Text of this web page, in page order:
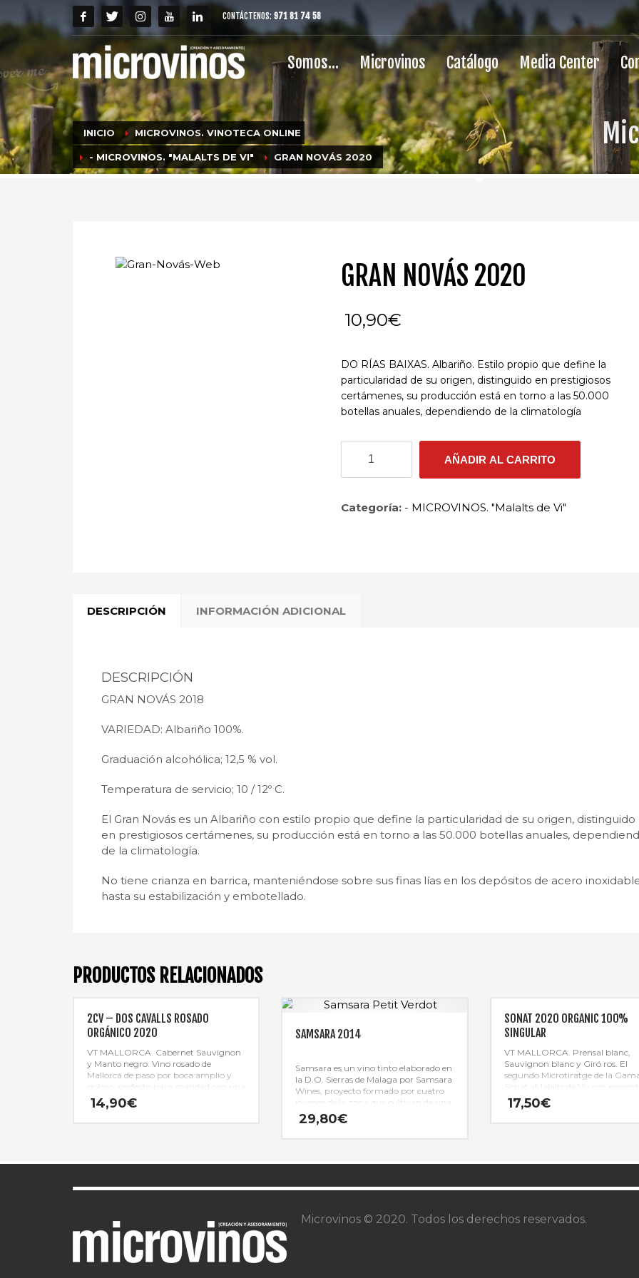
CONTÁCTENOS: 971 81 74 58
Somos… Microvinos Catálogo Media Center
INICIO MICROVINOS. VINOTECA ONLINE
- MICROVINOS. "MALALTS DE VI" GRAN NOVÁS 2020
GRAN NOVÁS 2020
10,90€
DO RÍAS BAIXAS. Albariño. Estilo propio que define la
particularidad de su origen, distinguido en prestigiosos
certámenes, su producción está en torno a las 50.000
botellas anuales, dependiendo de la climatología
NOVÁS
2020
AÑADIR AL CARRITO
Categoría: - MICROVINOS. "Malalts de Vi"
DESCRIPCIÓN INFORMACIÓN ADICIONAL
DESCRIPCIÓN
GRAN NOVÁS 2018
VARIEDAD: Albariño 100%.
Graduación alcohólica; 12,5 % vol.
Temperatura de servicio; 10 / 12º C.
El Gran Novás es un Albariño con estilo propio que define la particularidad de su origen, distinguido
en prestigiosos certámenes, su producción está en torno a las 50.000 botellas anuales,
de la climatología.
No tiene crianza en barrica, manteniéndose sobre sus finas lías en los depósitos de acero
hasta su estabilización y embotellado.
PRODUCTOS RELACIONADOS
2CV – DOS CAVALLS ROSADO
ORGÁNICO 2020
VT MALLORCA. Cabernet Sauvignon
y Manto negro. Vino rosado de
Mallorca de paso por boca amplio y
goloso, perfecto para maridad con una
pasta o pizza
14,90€
SAMSARA 2014
Samsara es un vino tinto elaborado en
la D.O. Sierras de Malaga por Samsara
Wines, proyecto formado por cuatro
jóvenes de la zona que cultivan de una
manera ecológica 4,5 hectáreas de
viñedo plantado con variedades
29,80€
SONAT 2020 ORGANIC 100%
SINGULAR
VT MALLORCA. Prensal blanc,
Sauvignon blanc y Giró ros. El
segundo Microtiratge de la
Sonat «Malalts de Vi» nos
vino blanco con volumen,
muy gastronómico.
17,50€
Microvinos © 2020. Todos los derechos reservados.